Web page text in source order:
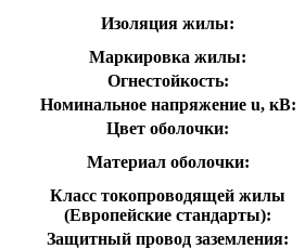
Изоляция жилы:
Маркировка жилы:
Огнестойкость:
Номинальное напряжение u, кВ:
Цвет оболочки:
Материал оболочки:
Класс токопроводящей жилы
(Европейские стандарты):
Защитный провод заземления: